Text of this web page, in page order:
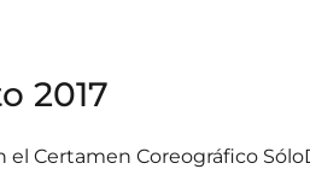
2017
Certamen Coreográfico